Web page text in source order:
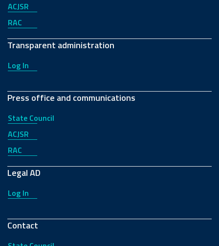
ACJSR
RAC
Transparent administration
Log In
Press office and communications
State Council
ACJSR
RAC
Legal AD
Log In
Contact